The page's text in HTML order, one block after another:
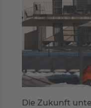
Die Zukunft